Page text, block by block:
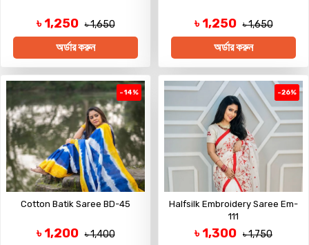
৳ 1,250 ৳ 1,650
অর্ডার করুন
৳ 1,250 ৳ 1,650
অর্ডার করুন
-14%
Cotton Batik Saree BD-45
৳ 1,200 ৳ 1,400
-26%
Halfsilk Embroidery Saree Em-
111
৳ 1,300 ৳ 1,750